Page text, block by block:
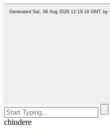
chiudere